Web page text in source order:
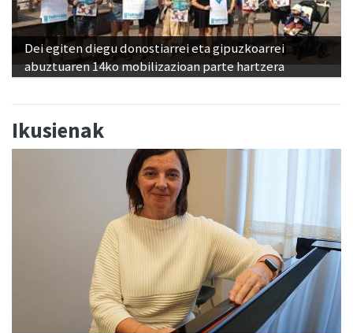
Dei egiten diegu donostiarrei eta gipuzkoarrei
abuztuaren 14ko mobilizazioan parte hartzera
Ikusienak